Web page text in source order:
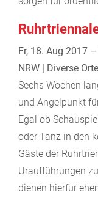
Fr, 18. Aug 2017
NRW | Diverse
Sechs Wochen
und Angelpunkt
Egal ob
oder Tanz in den
Gäste der
Uraufführungen
dienen hierfür